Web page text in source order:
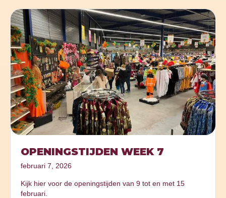
OPENINGSTIJDEN WEEK 7
februari 7, 2026
Kijk hier voor de openingstijden van 9 tot en met 15
februari.